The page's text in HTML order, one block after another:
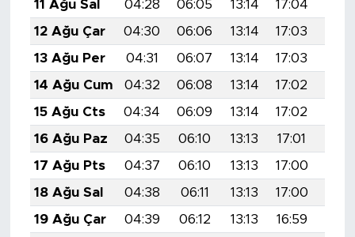
11 Ağu Sal
04:28 06:05 13:14 17:04
12 Ağu Çar
04:30 06:06 13:14 17:03
13 Ağu Per
04:31 06:07 13:14 17:03
14 Ağu Cum
04:32 06:08 13:14 17:02
15 Ağu Cts
04:34 06:09 13:14 17:02
16 Ağu Paz
04:35 06:10 13:13 17:01
17 Ağu Pts
04:37 06:10 13:13 17:00
18 Ağu Sal
04:38 06:11 13:13 17:00
19 Ağu Çar
04:39 06:12 13:13 16:59